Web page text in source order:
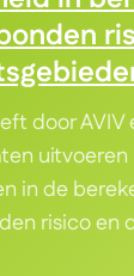
door
uitvoeren
in de
risico en